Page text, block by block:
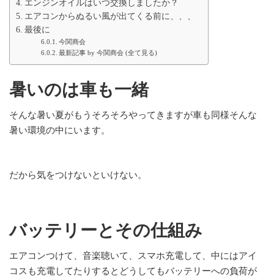
エンジンオイルはいつ交換しましたか？
エアコンからぬるい風が出てくる前に、、、
最後に
今関商会
最新記事 by 今関商会 (全て見る)
暑いのは車も一緒
そんな暑い夏がもうそろそろやってきますが車も同様そんな
暑い環境の中にいます。
だから気をつけないといけない。
バッテリーとその仕組み
エアコンつけて、音楽聴いて、スマホ充電して、中にはアイ
コスも充電してたりするとどうしてもバッテリーへの負荷が